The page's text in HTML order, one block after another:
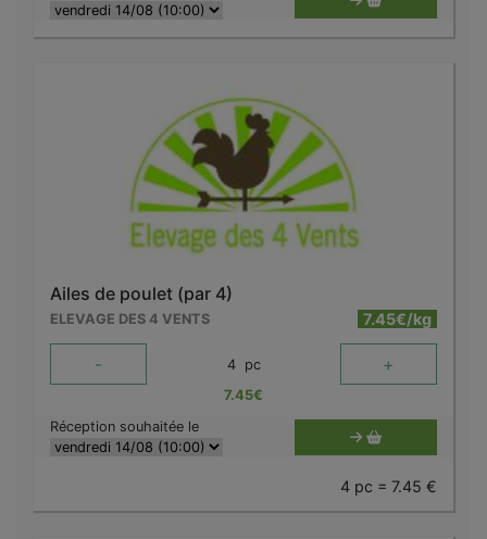
Ailes de poulet (par 4)
ELEVAGE DES 4 VENTS 7.45€/kg
- 4 pc +
7.45€
Réception souhaitée le
4 pc = 7.45 €